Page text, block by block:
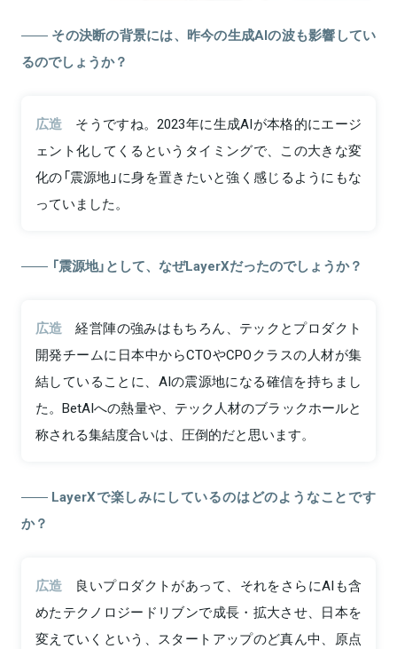
その決断の背景には、昨今の生成AIの波も影響してい
るのでしょうか？
広造
そうですね。2023年に生成AIが本格的にエージ
ェント化してくるというタイミングで、この大きな変
化の「震源地」に身を置きたいと強く感じるようにもな
っていました。
「震源地」として、なぜLayerXだったのでしょうか？
広造
経営陣の強みはもちろん、テックとプロダクト
開発チームに日本中からCTOやCPOクラスの人材が集
結していることに、AIの震源地になる確信を持ちまし
た。BetAIへの熱量や、テック人材のブラックホールと
称される集結度合いは、圧倒的だと思います。
LayerXで楽しみにしているのはどのようなことです
か？
広造
良いプロダクトがあって、それをさらにAIも含
めたテクノロジードリブンで成長・拡大させ、日本を
変えていくという、スタートアップのど真ん中、原点